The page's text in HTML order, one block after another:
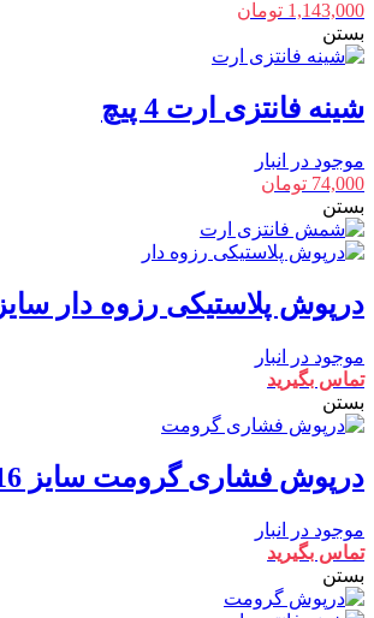
1,143,000 تومان
بستن
شینه فانتزی ارت 4 پیچ
موجود در انبار
74,000 تومان
بستن
درپوش پلاستیکی رزوه دار سایز PG36
موجود در انبار
تماس بگیرید
بستن
درپوش فشاری گرومت سایز PG16
موجود در انبار
تماس بگیرید
بستن